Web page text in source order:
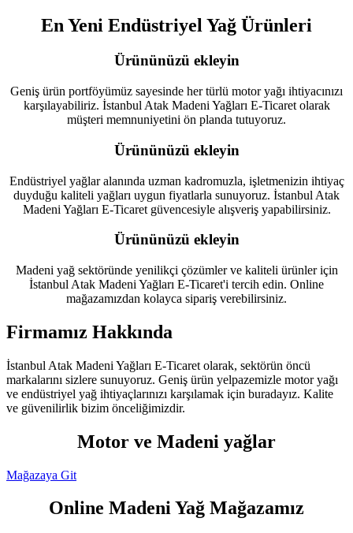
En Yeni Endüstriyel Yağ Ürünleri
Ürününüzü ekleyin
Geniş ürün portföyümüz sayesinde her türlü motor yağı ihtiyacınızı
karşılayabiliriz. İstanbul Atak Madeni Yağları E-Ticaret olarak
müşteri memnuniyetini ön planda tutuyoruz.
Ürününüzü ekleyin
Endüstriyel yağlar alanında uzman kadromuzla, işletmenizin ihtiyaç
duyduğu kaliteli yağları uygun fiyatlarla sunuyoruz. İstanbul Atak
Madeni Yağları E-Ticaret güvencesiyle alışveriş yapabilirsiniz.
Ürününüzü ekleyin
Madeni yağ sektöründe yenilikçi çözümler ve kaliteli ürünler için
İstanbul Atak Madeni Yağları E-Ticaret'i tercih edin. Online
mağazamızdan kolayca sipariş verebilirsiniz.
Firmamız Hakkında
İstanbul Atak Madeni Yağları E-Ticaret olarak, sektörün öncü
markalarını sizlere sunuyoruz. Geniş ürün yelpazemizle motor yağı
ve endüstriyel yağ ihtiyaçlarınızı karşılamak için buradayız. Kalite
ve güvenilirlik bizim önceliğimizdir.
Motor ve Madeni yağlar
Mağazaya Git
Online Madeni Yağ Mağazamız